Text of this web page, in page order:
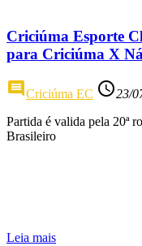
Criciúma Esporte
para Criciúma X
commentCriciúma EC access_time23/
Partida é valida pela 20ª
Brasileiro
Leia mais